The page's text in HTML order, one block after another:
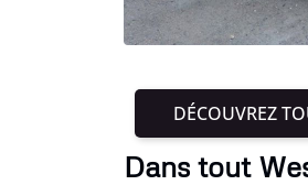
DÉCOUVREZ
Dans tout